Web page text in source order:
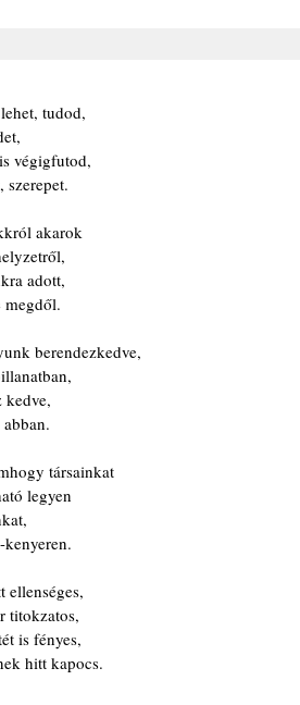
tudod,
végigfutod,
szerepet.
akarok
adott,
megdől.
berendezkedve,
kedve,
társainkat
legyen
ellenséges,
titokzatos,
is fényes,
hitt kapocs.